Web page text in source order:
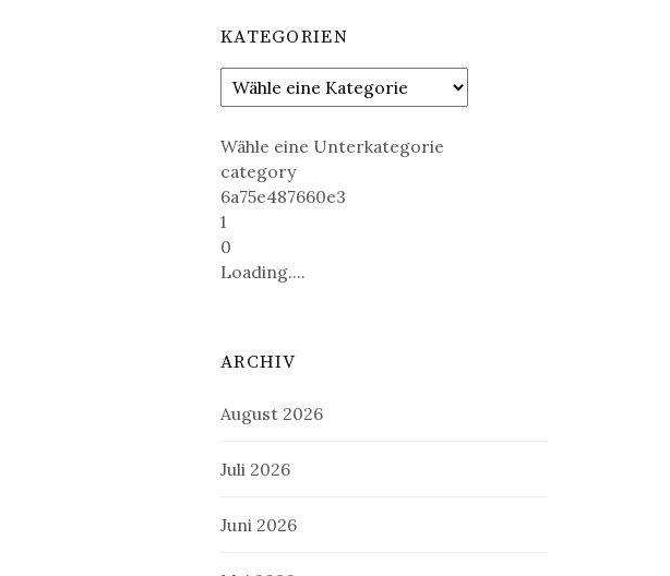
KATEGORIEN
Wähle eine Unterkategorie
category
6a75e487660e3
1
0
Loading....
ARCHIV
August 2026
Juli 2026
Juni 2026